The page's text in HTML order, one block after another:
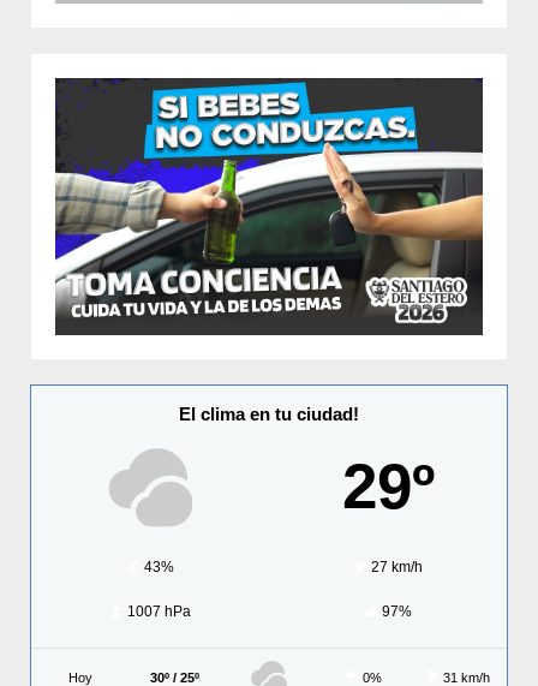
El clima en tu ciudad!
29º
43% 27 km/h
1007 hPa 97%
Hoy 30º / 25º 0% 31 km/h